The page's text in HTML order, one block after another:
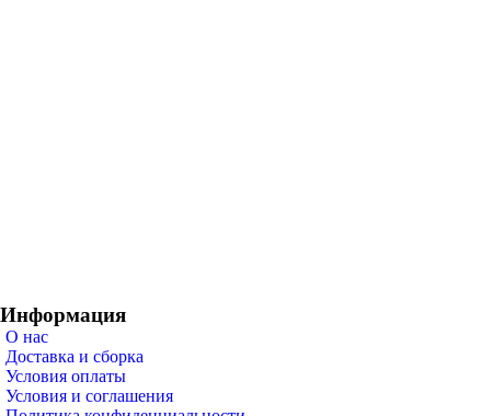
Информация
О нас
Доставка и сборка
Условия оплаты
Условия и соглашения